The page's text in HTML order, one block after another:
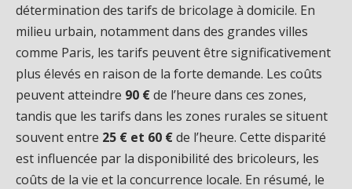
détermination des tarifs de bricolage à domicile. En
milieu urbain, notamment dans des grandes villes
comme Paris, les tarifs peuvent être significativement
plus élevés en raison de la forte demande. Les coûts
peuvent atteindre 90 €de l’heure dans ces zones,
tandis que les tarifs dans les zones rurales se situent
souvent entre 25 € et 60 €de l’heure. Cette disparité
est influencée par la disponibilité des bricoleurs, les
coûts de la vie et la concurrence locale. En résumé, le